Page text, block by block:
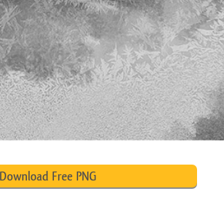
Free PNG